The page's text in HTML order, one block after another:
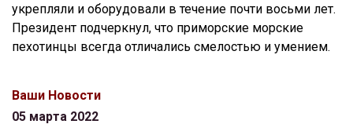
укрепляли и оборудовали в течение почти восьми лет.
Президент подчеркнул, что приморские морские
пехотинцы всегда отличались смелостью и умением.
Ваши Новости
05 марта 2022